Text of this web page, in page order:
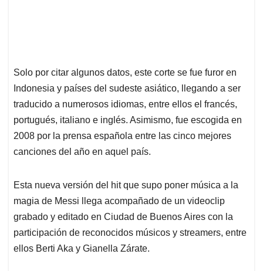
Solo por citar algunos datos, este corte se fue furor en
Indonesia y países del sudeste asiático, llegando a ser
traducido a numerosos idiomas, entre ellos el francés,
portugués, italiano e inglés. Asimismo, fue escogida en
2008 por la prensa española entre las cinco mejores
canciones del año en aquel país.
Esta nueva versión del hit que supo poner música a la
magia de Messi llega acompañado de un videoclip
grabado y editado en Ciudad de Buenos Aires con la
participación de reconocidos músicos y streamers, entre
ellos Berti Aka y Gianella Zárate.